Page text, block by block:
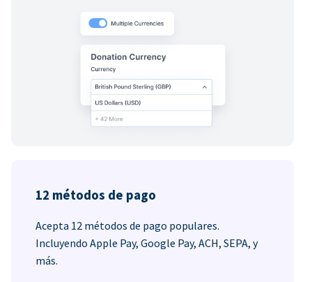
12 métodos de pago
Acepta 12 métodos de pago populares.
Incluyendo Apple Pay, Google Pay, ACH, SEPA, y
más.